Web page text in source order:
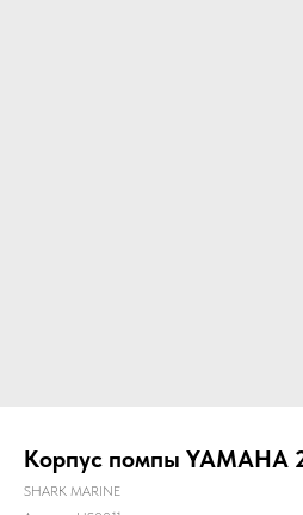
Корпус помпы YAMAHA
SHARK MARINE